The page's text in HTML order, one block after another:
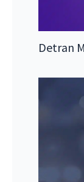
Detran